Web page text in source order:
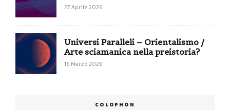
27 Aprile 2026
Universi Paralleli – Orientalismo /
Arte sciamanica nella preistoria?
16 Marzo 2026
COLOPHON